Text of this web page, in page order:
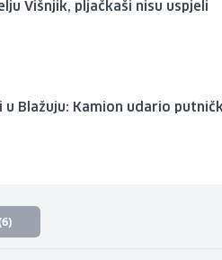
Višnjik, pljačkaši nisu uspjeli
Blažuju: Kamion udario